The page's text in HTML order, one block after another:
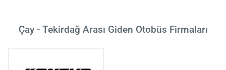
Çay - Tekirdağ Arası Giden Otobüs Firmaları